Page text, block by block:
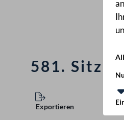
581.
Exportieren